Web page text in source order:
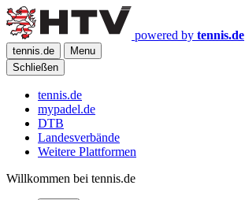
powered by tennis.de
tennis.de
Menu
Schließen
tennis.de
mypadel.de
DTB
Landesverbände
Weitere Plattformen
Willkommen bei tennis.de